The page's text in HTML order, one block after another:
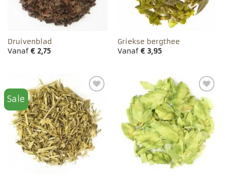
Druivenblad
Vanaf €2,75
Griekse bergthee
Vanaf €3,95
Sale
Toevoegen
aan
favorieten
Toevoegen
aan
favorieten